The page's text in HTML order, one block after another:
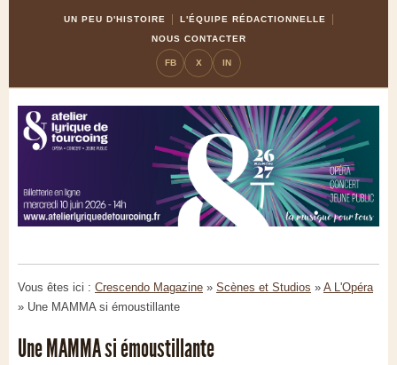
UN PEU D'HISTOIRE
L'ÉQUIPE RÉDACTIONNELLE
NOUS CONTACTER
FB X IN
Vous êtes ici : Crescendo Magazine » Scènes et Studios » A L'Opéra
» Une MAMMA si émoustillante
Une MAMMA si émoustillante